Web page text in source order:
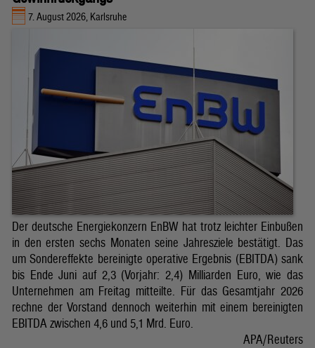
7. August 2026, Karlsruhe
Der deutsche Energiekonzern EnBW hat trotz leichter Einbußen
in den ersten sechs Monaten seine Jahresziele bestätigt. Das
um Sondereffekte bereinigte operative Ergebnis (EBITDA) sank
bis Ende Juni auf 2,3 (Vorjahr: 2,4) Milliarden Euro, wie das
Unternehmen am Freitag mitteilte. Für das Gesamtjahr 2026
rechne der Vorstand dennoch weiterhin mit einem bereinigten
EBITDA zwischen 4,6 und 5,1 Mrd. Euro.
APA/Reuters